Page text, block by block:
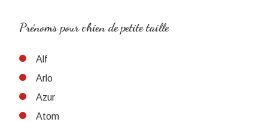
Prénoms pour chien de petite taille
Alf
Arlo
Azur
Atom